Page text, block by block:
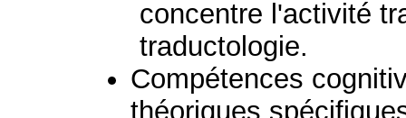
concentre l'activité
traductologie.
Compétences
théoriques